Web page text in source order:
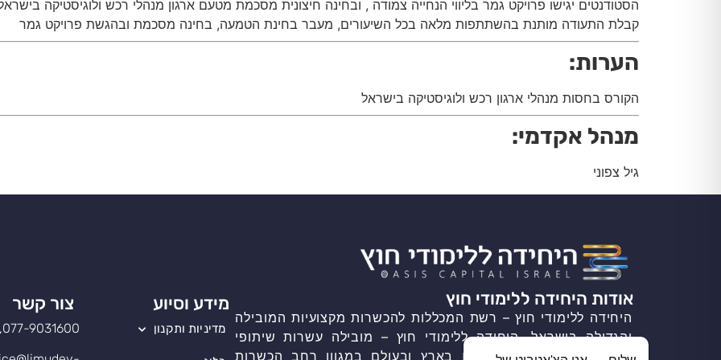
הסטודנטים יגישו פרויקט גמר בליווי הנחייה צמודה , ובחינה חיצונית מסכמת מטעם ארגון מנהלי רכש ולוגיסטיקה
קבלת התעודה מותנת בהשתתפות מלאה בכל השיעורים, מעבר בחינת הטמעה, בחינה מסכמת ובהגשת פרויקט גמר
הערות:
הקורס בחסות מנהלי ארגון רכש ולוגיסטיקה בישראל
מנהל אקדמי:
גיל צפוני
אודות היחידה ללימודי חוץ
היחידה ללימודי חוץ – רשת המכללות להכשרות מקצועיות המובילה
והגדולה בישראל. היחידה ללימודי חוץ – מובילה עשרות שיתופי
פעולה עם הגופים הבכירים בארץ ובעולם במגוון רחב הכשרות
מידע וסיוע
מדיניות ותקנון
צור קשר
077-9031600, שלוחה 1